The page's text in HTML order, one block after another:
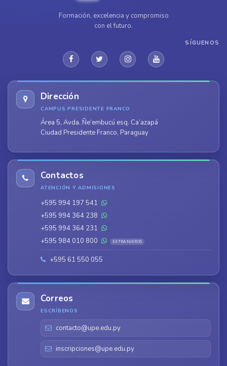
Formación, excelencia y compromiso
con el futuro.
SÍGUENOS
Dirección
CAMPUS PRESIDENTE FRANCO
Área 5, Avda. Ñe’embucú esq. Ca’azapá
Ciudad Presidente Franco, Paraguay
Contactos
ATENCIÓN Y ADMISIONES
+595 994 197 541
+595 994 364 238
+595 994 364 231
+595 984 010 800
EXTRANJEROS
+595 61 550 055
Correos
ESCRÍBENOS
contacto@upe.edu.py
inscripciones@upe.edu.py